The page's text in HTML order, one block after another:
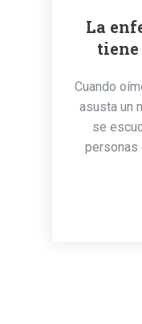
La
tiene
Cuando
asusta un
se
personas